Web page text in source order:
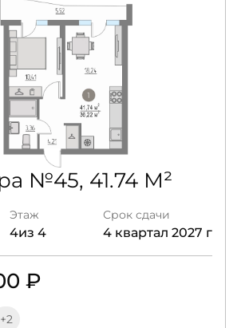
№45, 41.74 М²
Этаж
4из 4
Срок сдачи
4 квартал 2027 г
₽
+2